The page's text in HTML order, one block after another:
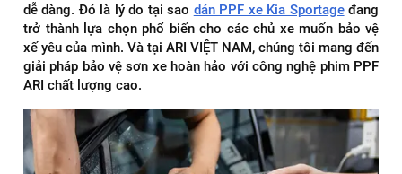
dễ dàng. Đó là lý do tại sao dán PPF xe Kia Sportageđang
trở thành lựa chọn phổ biến cho các chủ xe muốn bảo vệ
xế yêu của mình. Và tại ARI VIỆT NAM, chúng tôi mang đến
giải pháp bảo vệ sơn xe hoàn hảo với công nghệ phim PPF
ARI chất lượng cao.